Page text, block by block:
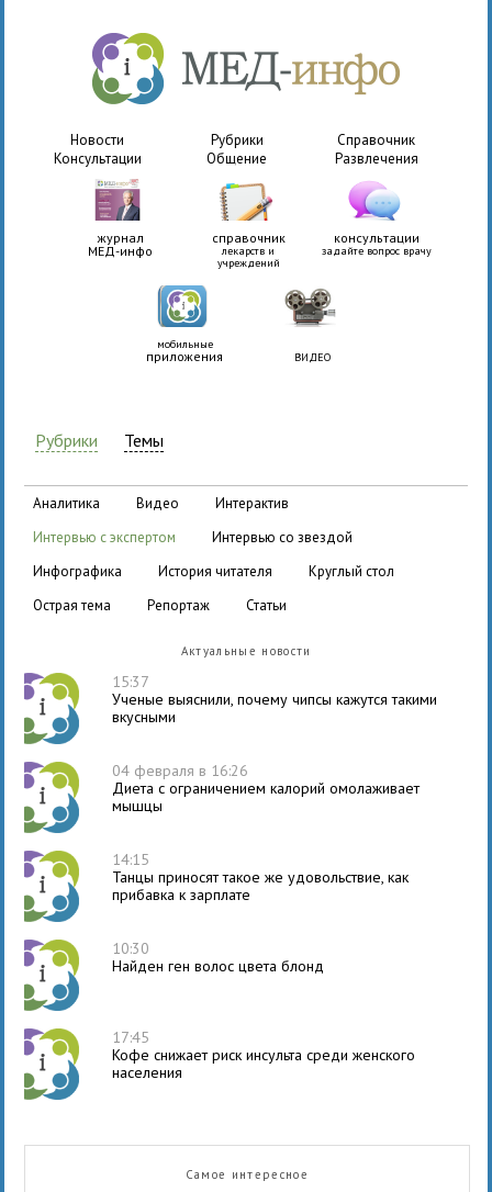
Новости Рубрики
Справочник
Консультации
Общение Развлечения
журнал
МЕД-инфо
справочник
лекарств и
учреждений
консультации
задайте вопрос врачу
мобильные
приложения ВИДЕО
Рубрики Темы
аналитика видео
интерактив
интервью с экспертом
интервью со звездой
инфографика
история читателя
круглый стол
острая тема
репортаж статьи
Актуальные новости
15:37
Ученые выяснили, почему чипсы кажутся такими
вкусными
04 февраля в 16:26
Диета с ограничением калорий омолаживает
мышцы
14:15
Танцы приносят такое же удовольствие, как
прибавка к зарплате
10:30
Найден ген волос цвета блонд
17:45
Кофе снижает риск инсульта среди женского
населения
Самое интересное